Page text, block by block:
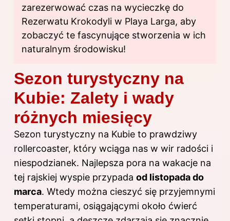
zarezerwować czas na wycieczkę do
Rezerwatu Krokodyli w Playa Larga, aby
zobaczyć te fascynujące stworzenia w ich
naturalnym środowisku!
Sezon turystyczny na
Kubie: Zalety i wady
różnych miesięcy
Sezon turystyczny na Kubie to prawdziwy
rollercoaster, który wciąga nas w wir radości i
niespodzianek. Najlepsza pora na wakacje na
tej rajskiej wyspie przypada od listopada do
marca. Wtedy można cieszyć się przyjemnymi
temperaturami, osiągającymi około ćwierć